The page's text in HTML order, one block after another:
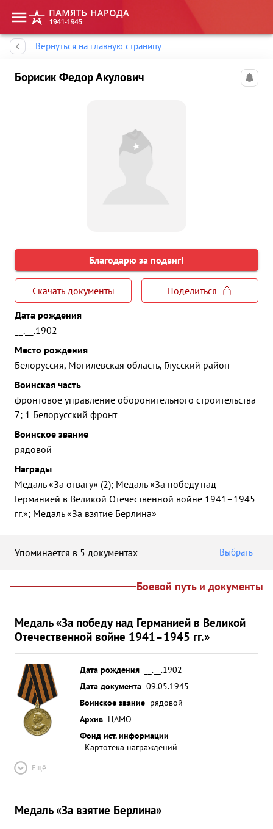
Вернуться на главную страницу
Борисик Федор Акулович
Благодарю за подвиг!
Скачать документы
Поделиться
Дата рождения
__.__.1902
Место рождения
Белоруссия, Могилевская область, Глусский район
Воинская часть
фронтовое управление оборонительного строительства
7; 1 Белорусский фронт
Воинское звание
рядовой
Награды
Медаль «За отвагу» (2); Медаль «За победу над
Германией в Великой Отечественной войне 1941–1945
гг.»; Медаль «За взятие Берлина»
Упоминается в 5 документах Выбрать
Боевой путь и документы
Медаль «За победу над Германией в Великой
Отечественной войне 1941–1945 гг.»
Дата рождения
__.__.1902
Дата документа 09.05.1945
Воинское звание рядовой
Архив ЦАМО
Фонд ист. информации
Картотека награждений
Ещё
Медаль «За взятие Берлина»
Память народа